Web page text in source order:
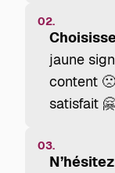
02.
jaune
content
satisfait
03.